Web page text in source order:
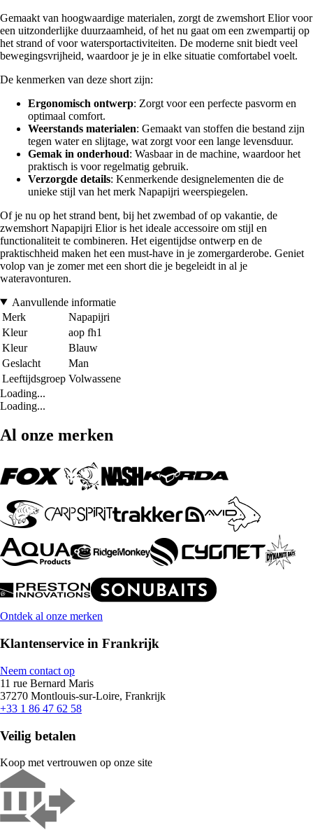
Gemaakt van hoogwaardige materialen, zorgt de zwemshort Elior voor
een uitzonderlijke duurzaamheid, of het nu gaat om een zwempartij op
het strand of voor watersportactiviteiten. De moderne snit biedt veel
bewegingsvrijheid, waardoor je je in elke situatie comfortabel voelt.
De kenmerken van deze short zijn:
Ergonomisch ontwerp: Zorgt voor een perfecte pasvorm en
optimaal comfort.
Weerstands materialen: Gemaakt van stoffen die bestand zijn
tegen water en slijtage, wat zorgt voor een lange levensduur.
Gemak in onderhoud: Wasbaar in de machine, waardoor het
praktisch is voor regelmatig gebruik.
Verzorgde details: Kenmerkende designelementen die de
unieke stijl van het merk Napapijri weerspiegelen.
Of je nu op het strand bent, bij het zwembad of op vakantie, de
zwemshort Napapijri Elior is het ideale accessoire om stijl en
functionaliteit te combineren. Het eigentijdse ontwerp en de
praktischheid maken het een must-have in je zomergarderobe. Geniet
volop van je zomer met een short die je begeleidt in al je
wateravonturen.
Aanvullende informatie
Merk
Napapijri
Kleur
aop fh1
Kleur
Blauw
Geslacht
Man
Leeftijdsgroep Volwassene
Loading...
Loading...
Al onze merken
Ontdek al onze merken
Klantenservice in Frankrijk
Neem contact op
11 rue Bernard Maris
37270 Montlouis-sur-Loire, Frankrijk
+33 1 86 47 62 58
Veilig betalen
Koop met vertrouwen op onze site